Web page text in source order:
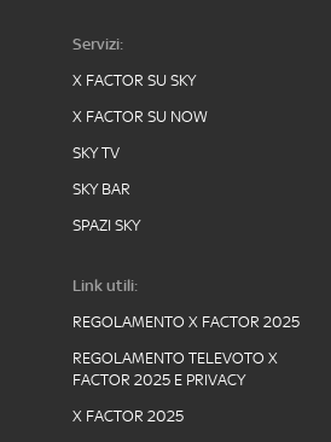
Servizi:
X FACTOR SU SKY
X FACTOR SU NOW
SKY TV
SKY BAR
SPAZI SKY
Link utili:
REGOLAMENTO X FACTOR 2025
REGOLAMENTO TELEVOTO X
FACTOR 2025 E PRIVACY
X FACTOR 2025